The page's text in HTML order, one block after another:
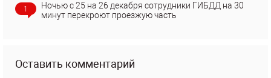
1
Ночью с 25 на 26 декабря сотрудники ГИБДД на 30
минут перекроют проезжую часть
Оставить комментарий